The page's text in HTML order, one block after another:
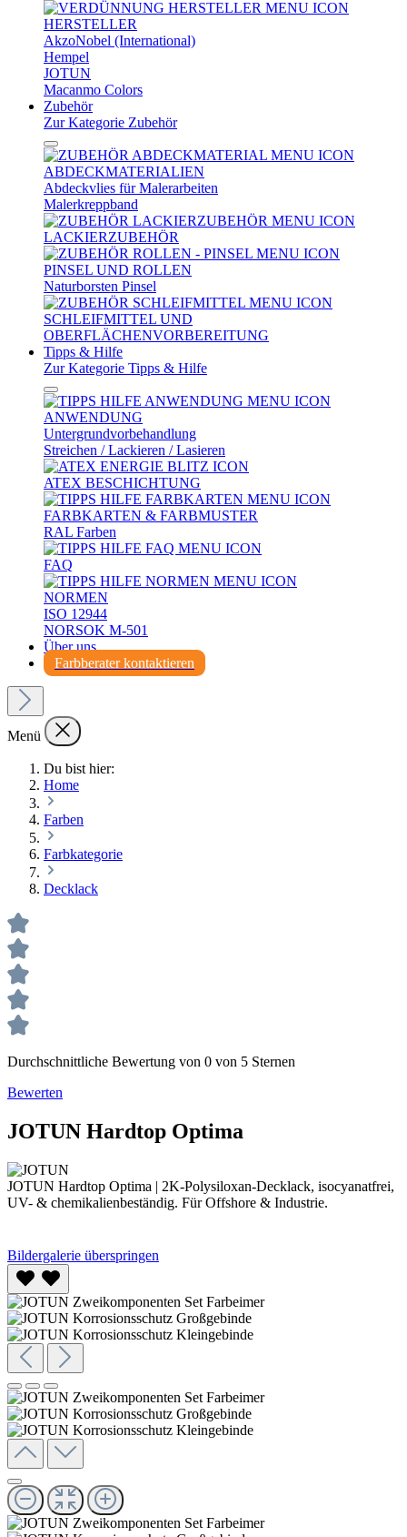
HERSTELLER
AkzoNobel (International)
Hempel
JOTUN
Macanmo Colors
Zubehör
Zur Kategorie Zubehör
ABDECKMATERIALIEN
Abdeckvlies für Malerarbeiten
Malerkreppband
LACKIERZUBEHÖR
PINSEL UND ROLLEN
Naturborsten Pinsel
SCHLEIFMITTEL UND
OBERFLÄCHENVORBEREITUNG
Tipps & Hilfe
Zur Kategorie Tipps & Hilfe
ANWENDUNG
Untergrundvorbehandlung
Streichen / Lackieren / Lasieren
ATEX BESCHICHTUNG
FARBKARTEN & FARBMUSTER
RAL Farben
FAQ
NORMEN
ISO 12944
NORSOK M-501
Über uns
Farbberater kontaktieren
Menü
Du bist hier:
Home
Farben
Farbkategorie
Decklack
Durchschnittliche Bewertung von 0 von 5 Sternen
Bewerten
JOTUN Hardtop Optima
JOTUN Hardtop Optima | 2K-Polysiloxan-Decklack, isocyanatfrei,
UV- & chemikalienbeständig. Für Offshore & Industrie.
Bildergalerie überspringen